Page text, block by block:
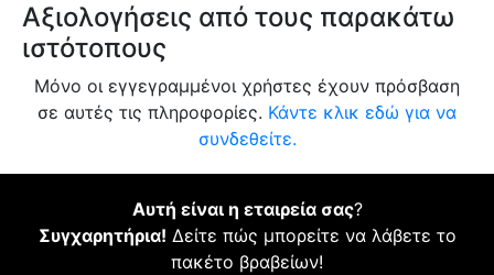
Αξιολογήσεις από τους παρακάτω
ιστότοπους
Μόνο οι εγγεγραμμένοι χρήστες έχουν πρόσβαση
σε αυτές τις πληροφορίες. Κάντε κλικ εδώ για να
συνδεθείτε.
Αυτή είναι η εταιρεία σας?
Συγχαρητήρια! Δείτε πώς μπορείτε να λάβετε το
πακέτο βραβείων!